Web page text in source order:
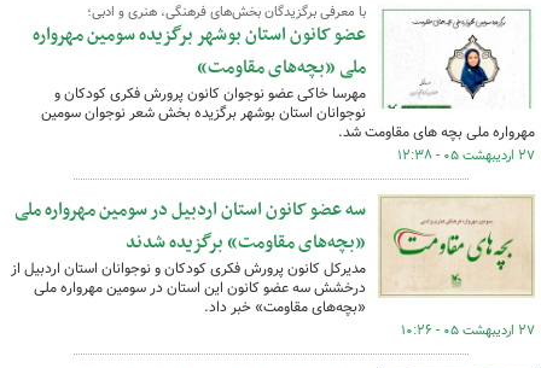
با معرفی برگزیدگان بخش‌های فرهنگی، هنری و ادبی؛
عضو کانون استان بوشهر برگزیده سومین مهرواره
ملی «بچه‌های مقاومت»
مهرسا خاکی عضو نوجوان کانون پرورش فکری کودکان و
نوجوانان استان بوشهر برگزیده بخش شعر نوجوان سومین
مهرواره ملی بچه های مقاومت شد.
۲۷ اردیبهشت ۰۵ - ۱۲:۳۸
سه عضو کانون استان اردبیل در سومین مهرواره ملی
«بچه‌های مقاومت» برگزیده شدند
مدیرکل کانون پرورش فکری کودکان و نوجوانان استان اردبیل از
درخشش سه عضو کانون این استان در سومین مهرواره ملی
«بچه‌های مقاومت» خبر داد.
۲۷ اردیبهشت ۰۵ - ۱۰:۲۶